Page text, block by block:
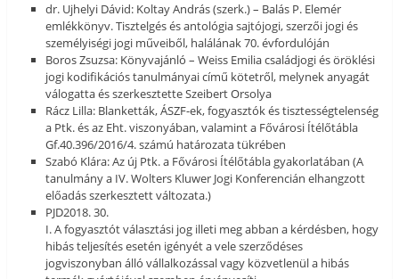
dr. Ujhelyi Dávid: Koltay András (szerk.) – Balás P. Elemér
emlékkönyv. Tisztelgés és antológia sajtójogi, szerzői jogi és
személyiségi jogi műveiből, halálának 70. évfordulóján
Boros Zsuzsa: Könyvajánló – Weiss Emilia családjogi és öröklési
jogi kodifikációs tanulmányai című kötetről, melynek anyagát
válogatta és szerkesztette Szeibert Orsolya
Rácz Lilla: Blanketták, ÁSZF-ek, fogyasztók és tisztességtelenség
a Ptk. és az Eht. viszonyában, valamint a Fővárosi Ítélőtábla
Gf.40.396/2016/4. számú határozata tükrében
Szabó Klára: Az új Ptk. a Fővárosi Ítélőtábla gyakorlatában (A
tanulmány a IV. Wolters Kluwer Jogi Konferencián elhangzott
előadás szerkesztett változata.)
PJD2018. 30.
I. A fogyasztót választási jog illeti meg abban a kérdésben, hogy
hibás teljesítés esetén igényét a vele szerződéses
jogviszonyban álló vállalkozással vagy közvetlenül a hibás